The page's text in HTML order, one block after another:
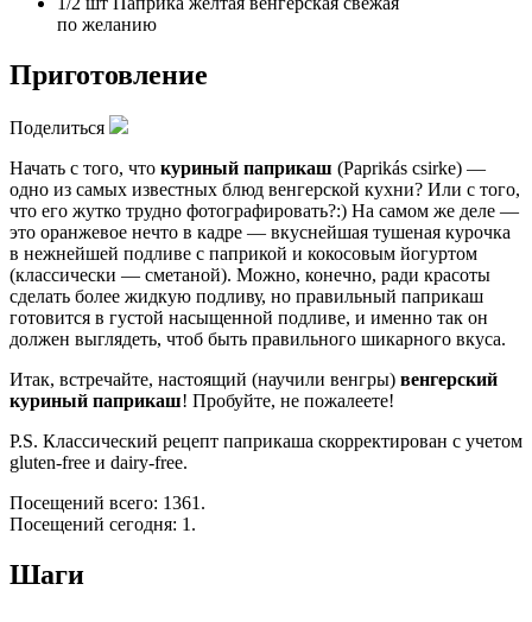
по желанию
Приготовление
Поделиться
Начать с того, что куриный паприкаш (Paprikás csirke) —
одно из самых известных блюд венгерской кухни? Или с того,
что его жутко трудно фотографировать?:) На самом же деле —
это оранжевое нечто в кадре — вкуснейшая тушеная курочка
в нежнейшей подливе с паприкой и кокосовым йогуртом
(классически — сметаной). Можно, конечно, ради красоты
сделать более жидкую подливу, но правильный паприкаш
готовится в густой насыщенной подливе, и именно так он
должен выглядеть, чтоб быть правильного шикарного вкуса.
Итак, встречайте, настоящий (научили венгры) венгерский
куриный паприкаш! Пробуйте, не пожалеете!
P.S. Классический рецепт паприкаша скорректирован с учетом
gluten-free и dairy-free.
Посещений всего: 1361.
Посещений сегодня: 1.
Шаги